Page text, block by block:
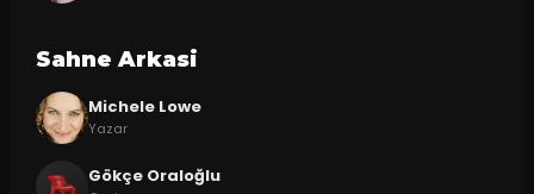
Sahne Arkasi
Michele Lowe
Yazar
Gökçe Oraloğlu